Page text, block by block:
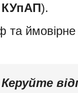
КУпАП).
та
Керуйте